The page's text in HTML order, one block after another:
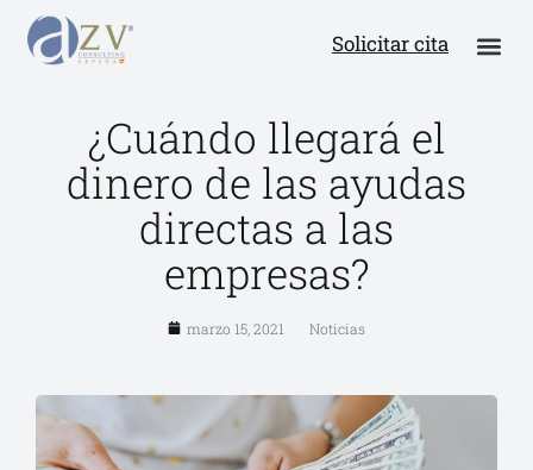
Solicitar cita
¿Cuándo llegará el
dinero de las ayudas
directas a las
empresas?
marzo 15, 2021 Noticias